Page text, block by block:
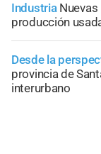
Industria
producción
Desde la
provincia de
interurbano